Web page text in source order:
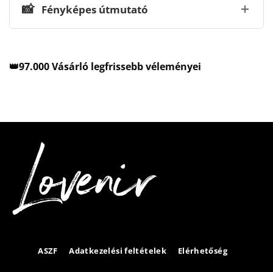
📸 Fényképes útmutató
👑97.000 Vásárló legfrissebb véleményei
ASZF Adatkezelési feltételek Elérhetőség